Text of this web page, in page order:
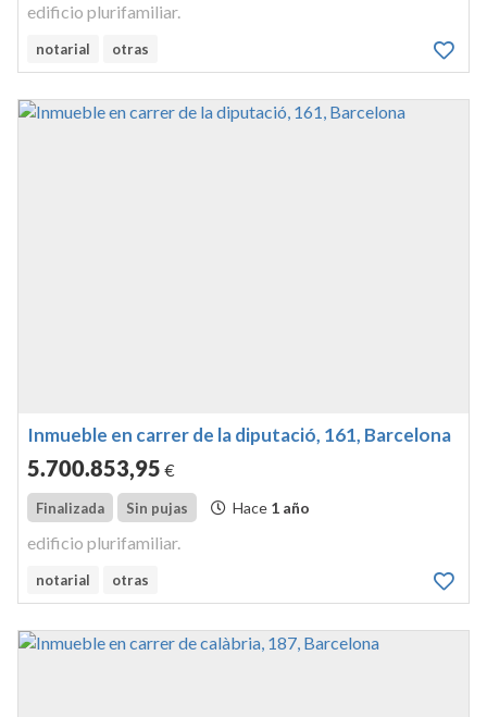
edificio plurifamiliar.
notarial otras
Inmueble en carrer de la diputació, 161, Barcelona
5.700.853,95 €
Finalizada Sin pujas Hace 1 año
edificio plurifamiliar.
notarial otras